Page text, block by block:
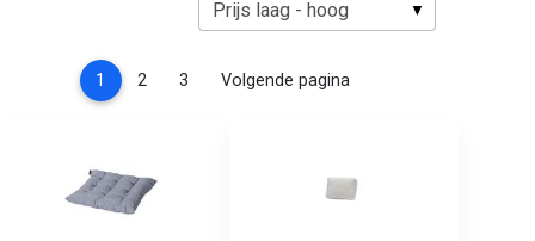
1 (current)
2 3 Volgende pagina